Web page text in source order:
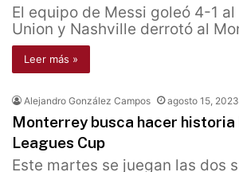
El equipo de Messi goleó 4-1
Union y Nashville derrotó al
Leer más »
Alejandro González Campos agosto 15, 2023
Monterrey busca hacer historia
Leagues Cup
Este martes se juegan las dos